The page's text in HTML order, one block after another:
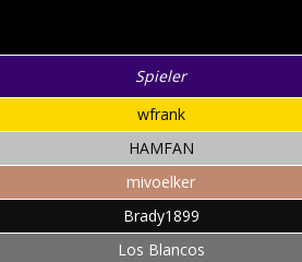
Spieler
wfrank
HAMFAN
mivoelker
Brady1899
Los Blancos